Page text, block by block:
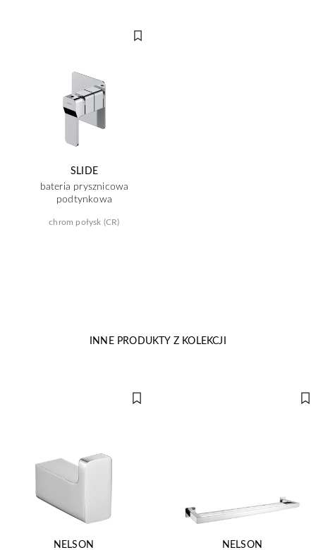
SLIDE
bateria prysznicowa
podtynkowa
chrom połysk (CR)
INNE PRODUKTY Z KOLEKCJI
NELSON
NELSON